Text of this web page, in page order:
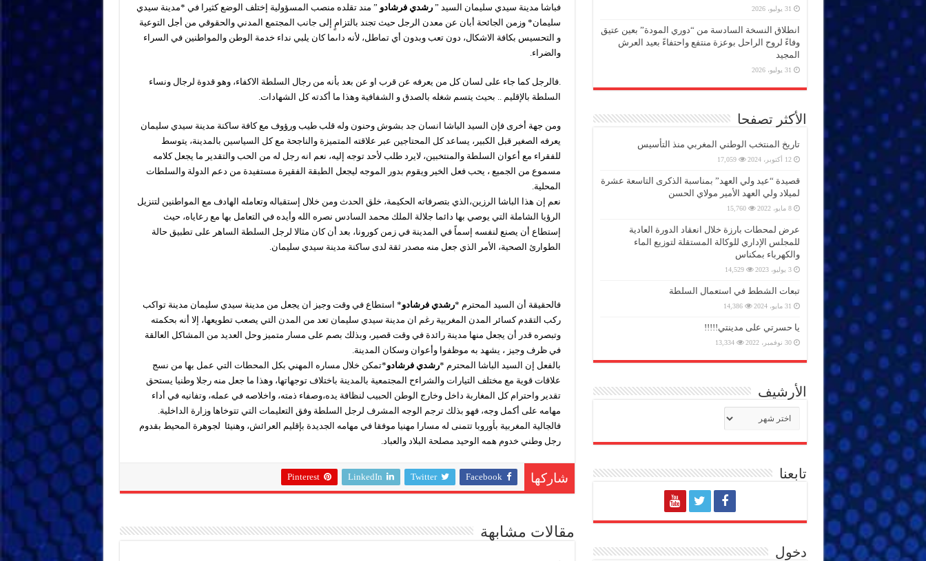
فباشا مدينة سيدي سليمان السيد ”رشدي فرشادو ” مند تقلده منصب المسؤولية إختلف الوضع كثيرا في *مدينة سيدي
سليمان* وزمن الجائحة أبان عن معدن الرجل حيث تجند بالتزامٍ إلى جانب المجتمع المدني والحقوقي من أجل التوعية
و التحسيس بكافة الاشكال، دون تعب وبدون أي تماطل، لأنه داىما كان يلبي نداء خدمة الوطن والمواطنين في السراء
والضراء.
.فالرجل كما جاء على لسان كل من يعرفه عن قرب او عن بعد بأنه من رجال السلطة الاكفاء، وهو قدوة لرجال ونساء
السلطة بالإقليم .. بحيث يتسم شغله بالصدق و الشفافية وهذا ما أكدته كل الشهادات.
ومن جهة أخرى فإن السيد الباشا انسان جد بشوش وحنون وله قلب طيب ورؤوف مع كافة ساكنة مدينة سيدي سليمان
يعرفه الصغير قبل الكبير، يساعد كل المحتاجين عبر علاقته المتميزة والناجحة مع كل السياسين بالمدينة، يتوسط
للفقراء مع أعوان السلطة والمنتخبين، لايرد طلب لأحد توجه إليه، نعم انه رجل له من الحب والتقدير ما يجعل كلامه
مسموع من الجميع ، يحب فعل الخير ويقوم بدور الموجه ليجعل الطبقة الفقيرة مستفيدة من دعم الدولة والسلطات
المحلية.
نعم إن هذا الباشا الرزين،الذي بتصرفاته الحكيمة، خلق الحدث ومن خلال إستقباله وتعامله الهادف مع المواطنين لتنزيل
الرؤيا الشاملة التي يوصي بها دائما جلالة الملك محمد السادس نصره الله وأيده في التعامل بها مع رعاياه، حيث
إستطاع أن يصنع لنفسه إسماً في المدينة في زمن كورونا، بعد أن كان مثالا لرجل السلطة الساهر على تطبيق حالة
الطوارئ الصحية، الأمر الذي جعل منه مصدر ثقة لدى ساكنة مدينة سيدي سليمان.
فالحقيقة أن السيد المحترم *رشدي فرشادو* استطاع في وقت وجيز ان يجعل من مدينة سيدي سليمان مدينة تواكب
ركب التقدم كسائر المدن المغربية رغم ان مدينة سيدي سليمان تعد من المدن التي يصعب تطويعها، إلا أنه بحكمته
وتبصره قدر أن يجعل منها مدينة رائدة في وقت قصير، وبذلك بصم على مسار متميز وحل العديد من المشاكل العالقة
في ظرف وجيز ، يشهد به موظفوا وأعوان وسكان المدينة.
بالفعل إن السيد الباشا المحترم *رشدي فرشادو*تمكن خلال مساره المهني بكل المحطات التي عمل بها من نسج
علاقات قوية مع مختلف التيارات والشراءح المجتمعية بالمدينة باختلاف توجهاتها، وهذا ما جعل منه رجلا وطنيا يستحق
تقدير واحترام كل المغاربة داخل وخارج الوطن الحبيب لنظافة يده،وصفاء ذمته، واخلاصه في عمله، وتفانيه في أداء
مهامه على أكمل وجه، فهو بذلك ترجم الوجه المشرف لرجل السلطة وفق التعليمات التي تتوخاها وزارة الداخلية.
فالجالية المغربية بأوروبا تتمنى له مسارا مهنيا موفقا في مهامه الجديدة بإقليم العرائش، وهنيئا لجوهرة المحيط بقدوم
رجل وطني خدوم همه الوحيد مصلحة البلاد والعباد.
شاركها Facebook
Twitter
LinkedIn
Pinterest
مقالات مشابهة
31 يوليو، 2026
انطلاق النسخة السادسة من “دوري المودة” بعين عتيق
وفاءً لروح الراحل بوعزة منتفع واحتفاءً بعيد العرش
المجيد
31 يوليو، 2026
الأكثر تصفحا
تاريخ المنتخب الوطني المغربي منذ التأسيس
12 أكتوبر، 2024 17,059
قصيدة “عيد ولي العهد” بمناسبة الذكرى التاسعة عشرة
لميلاد ولي العهد الأمير مولاي الحسن
8 مايو، 2022 15,760
عرض لمحطات بارزة خلال انعقاد الدورة العادية
للمجلس الإداري للوكالة المستقلة لتوزيع الماء
والكهرباء بمكناس
3 يوليو، 2023 14,529
تبعات الشطط في استعمال السلطة
31 مايو، 2024 14,386
يا حسرتي على مدينتي!!!!!
30 نوفمبر، 2022 13,334
الأرشيف
تابعنا
دخول